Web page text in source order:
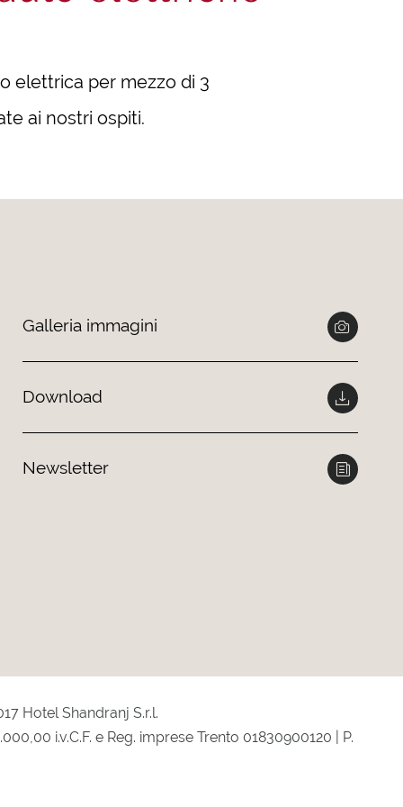
elettrica per mezzo di 3
ai nostri ospiti.
Galleria immagini
Download
Newsletter
Hotel Shandranj S.r.l.
i.v.C.F. e Reg. imprese Trento 01830900120 | P.